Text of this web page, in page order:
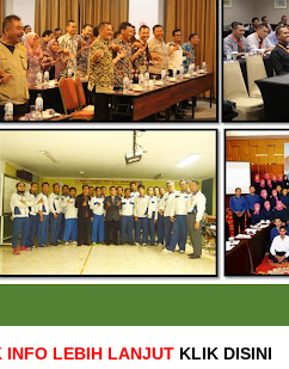
INFO LEBIH LANJUT KLIK DISINI